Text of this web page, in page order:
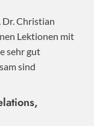
Christian
Lektionen mit
sehr gut
sind